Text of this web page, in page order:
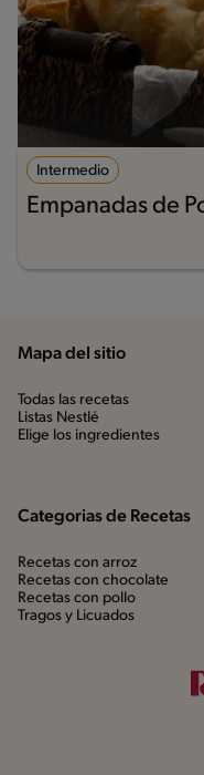
Intermedio
Empanadas de
Mapa del sitio
Todas las recetas
Listas Nestlé
Elige los ingredientes
Categorias de Recetas
Recetas con arroz
Recetas con chocolate
Recetas con pollo
Tragos y Licuados